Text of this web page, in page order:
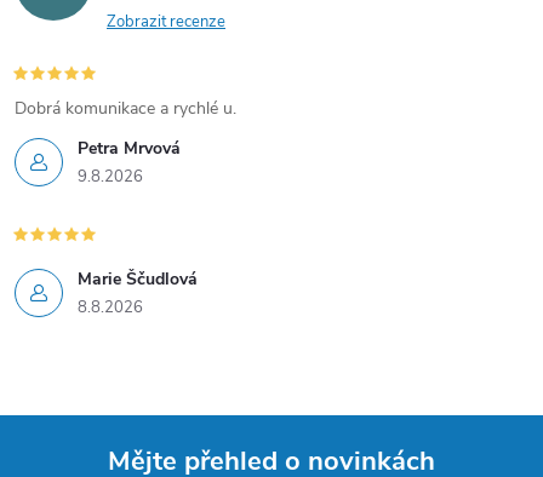
Zobrazit recenze
Petra Mrvová
9.8.2026
Dobrá komunikace a rychlé u.
Marie Ščudlová
8.8.2026
Mějte přehled o novinkách